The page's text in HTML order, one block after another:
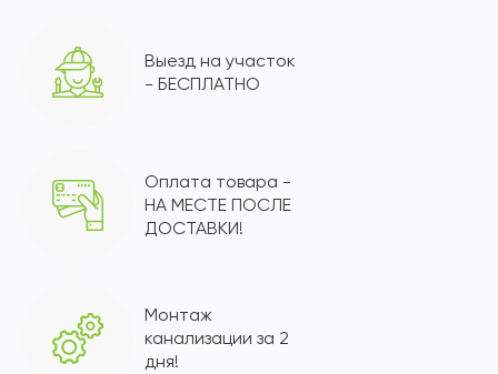
Выезд на участок
- БЕСПЛАТНО
Оплата товара -
НА МЕСТЕ ПОСЛЕ
ДОСТАВКИ!
Монтаж
канализации за 2
дня!